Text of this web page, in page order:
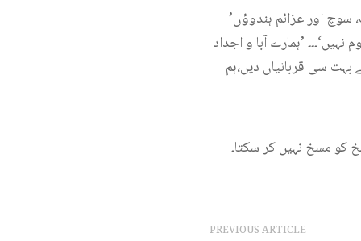
’ہم مسلمان زندگی کے تمام پہلوؤں میں ہندوؤں سے مختلف ہیں‘۔۔۔ ’ہمارا مذہب ، رسم و رواج ، روایات، سوچ اور عزائم ہندوؤں
’ہمارے آبا و اجداد
بہت سی قربانیاں دیں،ہم
کو مسخ نہیں کر سکتا۔
PREVIOUS ARTICLE